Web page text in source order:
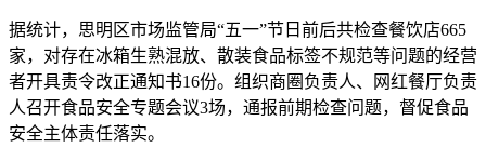
据统计，思明区市场监管局“五一”节日前后共检查餐饮店665
家，对存在冰箱生熟混放、散装食品标签不规范等问题的经营
者开具责令改正通知书16份。组织商圈负责人、网红餐厅负责
人召开食品安全专题会议3场，通报前期检查问题，督促食品
安全主体责任落实。